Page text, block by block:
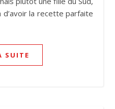
la recette parfaite
SUITE